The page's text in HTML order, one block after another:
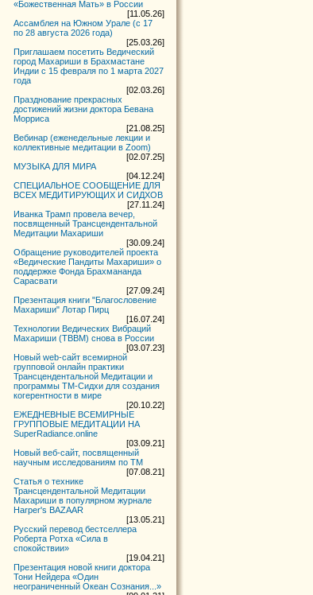
«Божественная Мать» в России
[11.05.26]
Ассамблея на Южном Урале (с 17
по 28 августа 2026 года)
[25.03.26]
Приглашаем посетить Ведический
город Махариши в Брахмастане
Индии с 15 февраля по 1 марта 2027
года
[02.03.26]
Празднование прекрасных
достижений жизни доктора Бевана
Морриса
[21.08.25]
Вебинар (еженедельные лекции и
коллективные медитации в Zoom)
[02.07.25]
МУЗЫКА ДЛЯ МИРА
[04.12.24]
СПЕЦИАЛЬНОЕ СООБЩЕНИЕ ДЛЯ
ВСЕХ МЕДИТИРУЮЩИХ И СИДХОВ
[27.11.24]
Иванка Трамп провела вечер,
посвященный Трансцендентальной
Медитации Махариши
[30.09.24]
Обращение руководителей проекта
«Ведические Пандиты Махариши» о
поддержке Фонда Брахмананда
Сарасвати
[27.09.24]
Презентация книги "Благословение
Махариши" Лотар Пирц
[16.07.24]
Технологии Ведических Вибраций
Махариши (ТВВМ) снова в России
[03.07.23]
Новый web-сайт всемирной
групповой онлайн практики
Трансцендентальной Медитации и
программы ТМ-Сидхи для создания
когерентности в мире
[20.10.22]
ЕЖЕДНЕВНЫЕ ВСЕМИРНЫЕ
ГРУППОВЫЕ МЕДИТАЦИИ НА
SuperRadiance.online
[03.09.21]
Новый веб-сайт, посвященный
научным исследованиям по ТМ
[07.08.21]
Статья о технике
Трансцендентальной Медитации
Махариши в популярном журнале
Harper's BAZAAR
[13.05.21]
Русский перевод беcтселлера
Роберта Ротха «Сила в
спокойствии»
[19.04.21]
Презентация новой книги доктора
Тони Нейдера «Один
неограниченный Океан Сознания...»